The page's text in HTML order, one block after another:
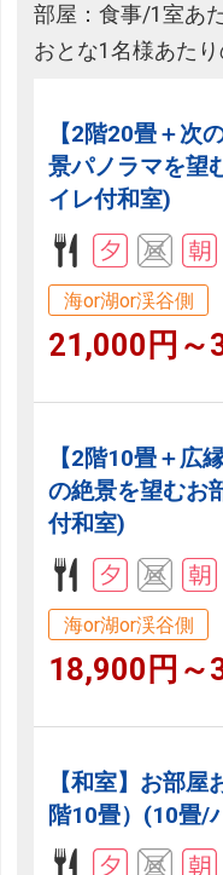
部屋：食事/1室あ
おとな1名様あた
【2階20畳＋次
景パノラマを望
イレ付和室)
海or湖or渓谷側
21,000円～
【2階10畳＋広
の絶景を望むお
付和室)
海or湖or渓谷側
18,900円～
【和室】お部
階10畳）(10畳/